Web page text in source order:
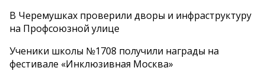
В Черемушках проверили дворы и инфраструктуру
на Профсоюзной улице
Ученики школы №1708 получили награды на
фестивале «Инклюзивная Москва»